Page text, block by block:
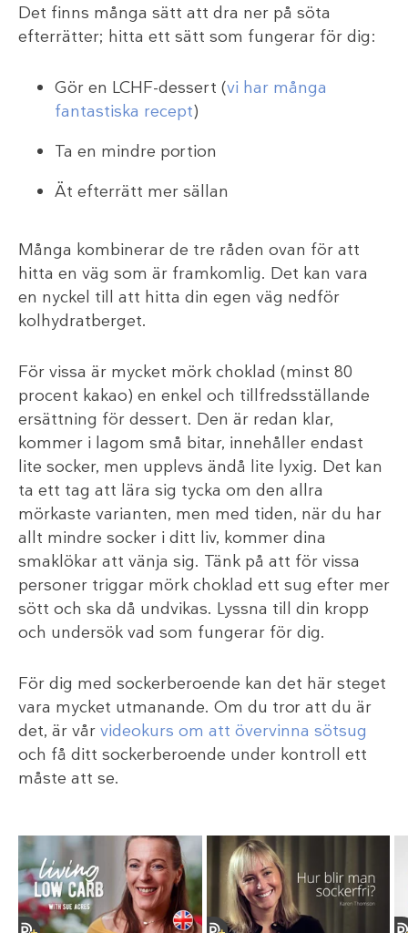
Det finns många sätt att dra ner på söta
efterrätter; hitta ett sätt som fungerar för dig:
Gör en LCHF-dessert (vi har många
fantastiska recept)
Ta en mindre portion
Ät efterrätt mer sällan
Många kombinerar de tre råden ovan för att
hitta en väg som är framkomlig. Det kan vara
en nyckel till att hitta din egen väg nedför
kolhydratberget.
För vissa är mycket mörk choklad (minst 80
procent kakao) en enkel och tillfredsställande
ersättning för dessert. Den är redan klar,
kommer i lagom små bitar, innehåller endast
lite socker, men upplevs ändå lite lyxig. Det kan
ta ett tag att lära sig tycka om den allra
mörkaste varianten, men med tiden, när du har
allt mindre socker i ditt liv, kommer dina
smaklökar att vänja sig. Tänk på att för vissa
personer triggar mörk choklad ett sug efter mer
sött och ska då undvikas. Lyssna till din kropp
och undersök vad som fungerar för dig.
För dig med sockerberoende kan det här steget
vara mycket utmanande. Om du tror att du är
det, är vår videokurs om att övervinna sötsug
och få ditt sockerberoende under kontroll ett
måste att se.